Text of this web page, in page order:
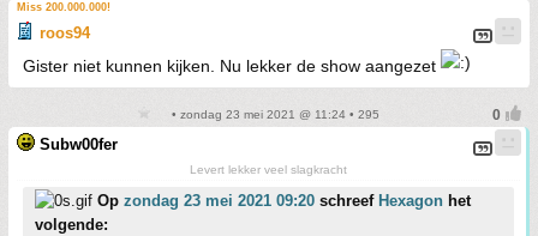
Miss 200.000.000!
roos94
Gister niet kunnen kijken. Nu lekker de show aangezet
• zondag 23 mei 2021 @ 11:24 • 295
Subw00fer
Levert lekker veel slagkracht
Op zondag 23 mei 2021 09:20 schreef Hexagon het
volgende: